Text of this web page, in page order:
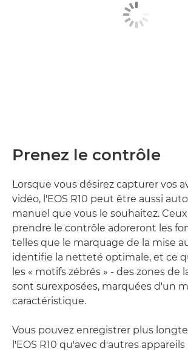
Prenez le contrôle
Lorsque vous désirez capturer vos
vidéo, l'EOS R10 peut être aussi
manuel que vous le souhaitez.
prendre le contrôle adoreront les
telles que le marquage de la mise
identifie la netteté optimale, et ce
les « motifs zébrés » - des zones de
sont surexposées, marquées d'un
caractéristique.
Vous pouvez enregistrer plus
l'EOS R10 qu'avec d'autres